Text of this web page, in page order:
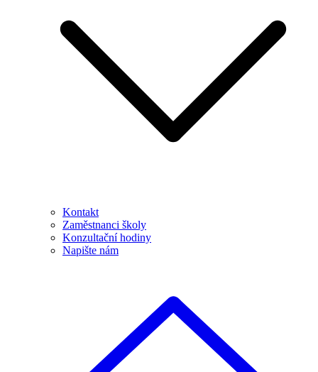
Kontakt
Zaměstnanci školy
Konzultační hodiny
Napište nám